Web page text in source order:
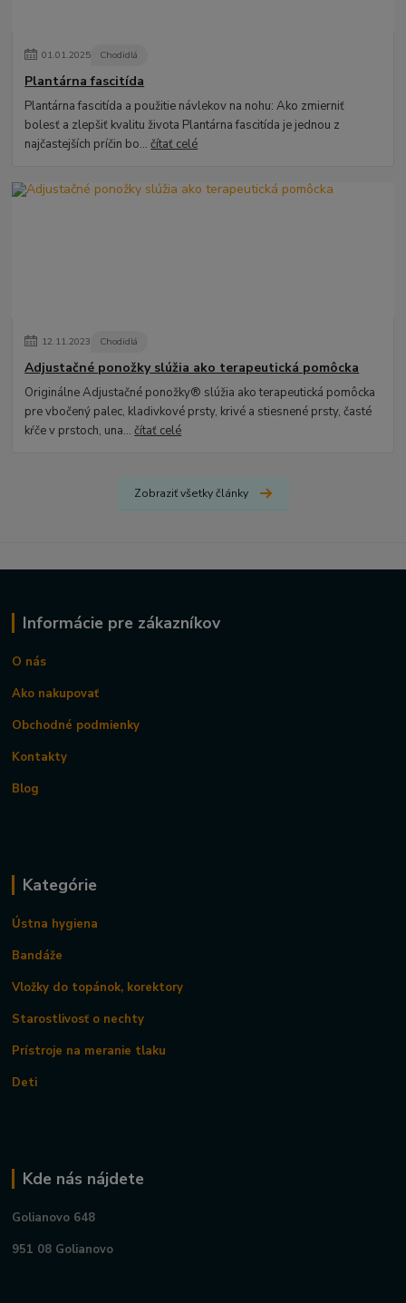
01.01.2025 Chodidlá
Plantárna fascitída
Plantárna fascitída a použitie návlekov na nohu: Ako zmierniť
bolesť a zlepšiť kvalitu života Plantárna fascitída je jednou z
najčastejších príčin bo...čítať celé
12.11.2023 Chodidlá
Adjustačné ponožky slúžia ako terapeutická pomôcka
Originálne Adjustačné ponožky® slúžia ako terapeutická pomôcka
pre vbočený palec, kladivkové prsty, krivé a stiesnené prsty, časté
kŕče v prstoch, una...čítať celé
Zobraziť všetky články
Informácie pre zákazníkov
O nás
Ako nakupovať
Obchodné podmienky
Kontakty
Blog
Kategórie
Ústna hygiena
Bandáže
Vložky do topánok, korektory
Starostlivosť o nechty
Prístroje na meranie tlaku
Deti
Kde nás nájdete
Golianovo 648
951 08 Golianovo